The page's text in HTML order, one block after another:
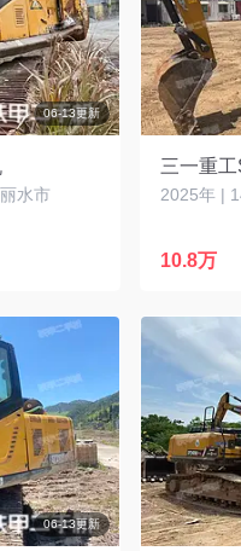
06-13更新
水市
三一重
2025年 |
10.8万
06-13更新